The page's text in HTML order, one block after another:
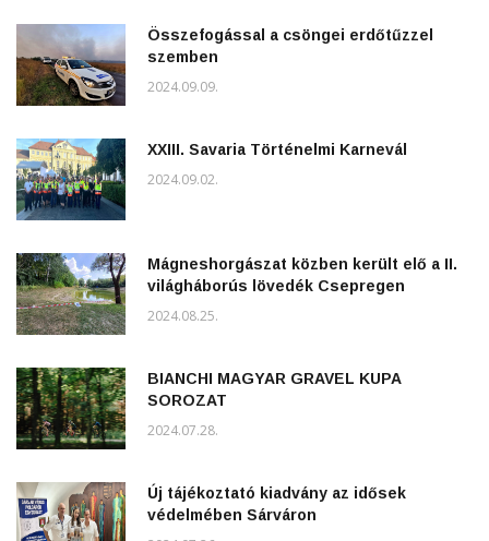
Összefogással a csöngei erdőtűzzel
szemben
2024.09.09.
XXIII. Savaria Történelmi Karnevál
2024.09.02.
Mágneshorgászat közben került elő a II.
világháborús lövedék Csepregen
2024.08.25.
BIANCHI MAGYAR GRAVEL KUPA
SOROZAT
2024.07.28.
Új tájékoztató kiadvány az idősek
védelmében Sárváron